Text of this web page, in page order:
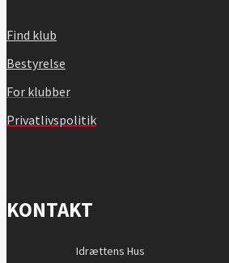
Find klub
Bestyrelse
For klubber
Privatlivspolitik
KONTAKT
Idrættens Hus